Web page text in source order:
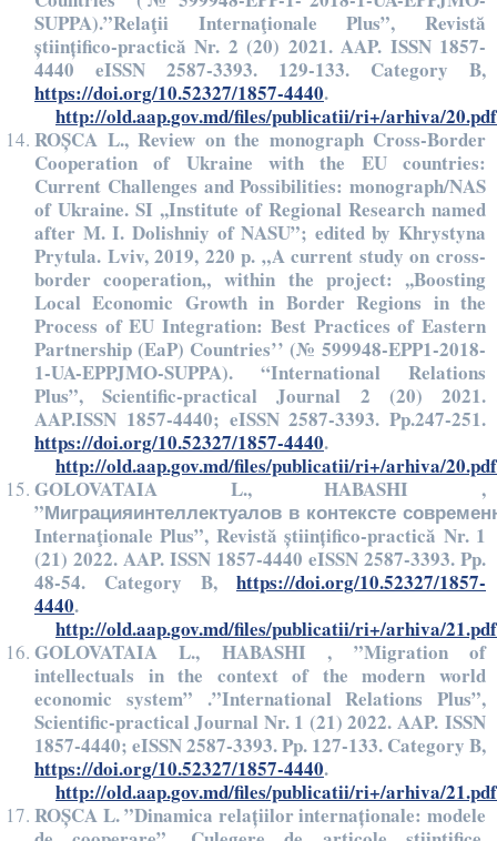
SUPPA).”Relaţii Internaţionale Plus”, Revistă
științifico-practică Nr. 2 (20) 2021. AAP. ISSN 1857-
4440 eISSN 2587-3393. 129-133. Category B,
https://doi.org/10.52327/1857-4440.
http://old.aap.gov.md/files/publicatii/ri+/arhiva/20.pdf
ROȘCA L., Review on the monograph Cross-Border
Cooperation of Ukraine with the EU countries:
Current Challenges and Possibilities: monograph/NAS
of Ukraine. SI ,,Institute of Regional Research named
after M. I. Dolishniy of NASU”; edited by Khrystyna
Prytula. Lviv, 2019, 220 p. „A current study on cross-
border cooperation„ within the project: ,,Boosting
Local Economic Growth in Border Regions in the
Process of EU Integration: Best Practices of Eastern
Partnership (EaP) Countries’’ (№ 599948-EPP1-2018-
1-UA-EPPJMO-SUPPA). “International Relations
Plus”, Scientific-practical Journal 2 (20) 2021.
AAP.ISSN 1857-4440; eISSN 2587-3393. Pp.247-251.
https://doi.org/10.52327/1857-4440.
http://old.aap.gov.md/files/publicatii/ri+/arhiva/20.pdf
GOLOVATAIA L., HABASHI ,
”Миграцияинтеллектуалов в контексте
Internaţionale Plus”, Revistă științifico-practică Nr. 1
(21) 2022. AAP. ISSN 1857-4440 eISSN 2587-3393. Pp.
48-54. Category B, https://doi.org/10.52327/1857-
4440.
http://old.aap.gov.md/files/publicatii/ri+/arhiva/21.pdf
GOLOVATAIA L., HABASHI , ”Migration of
intellectuals in the context of the modern world
economic system” .”International Relations Plus”,
Scientific-practical Journal Nr. 1 (21) 2022. AAP. ISSN
1857-4440; eISSN 2587-3393. Pp. 127-133. Category B,
https://doi.org/10.52327/1857-4440.
http://old.aap.gov.md/files/publicatii/ri+/arhiva/21.pdf
ROȘCA L. ”Dinamica relațiilor internaționale: modele